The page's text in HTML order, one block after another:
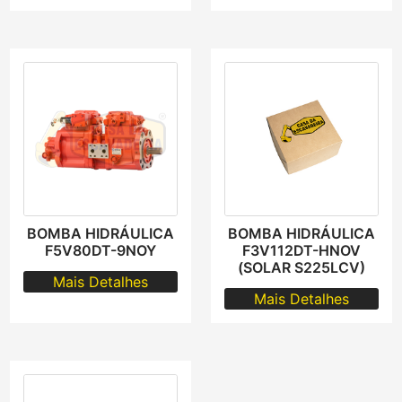
BOMBA HIDRÁULICA
F5V80DT-9NOY
Mais Detalhes
BOMBA HIDRÁULICA
F3V112DT-HNOV
(SOLAR S225LCV)
Mais Detalhes